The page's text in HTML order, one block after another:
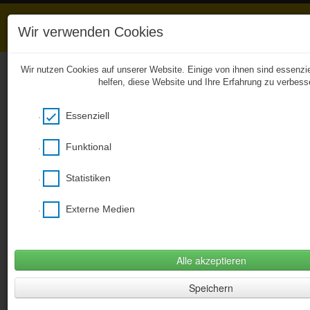
ermöglicht aus gegebenen Anlass ab sofort
Hausaufgaben! Bitte den nachstehenden Link
benötigt (Desktopversion)!
Folgende
Wir verwenden Cookies
Wir nutzen Cookies auf unserer Website. Einige von ihnen sind
helfen, diese Website und Ihre Erfahrung zu
Essenziell
Funktional
Statistiken
Externe Medien
Alle akzeptieren
Speichern